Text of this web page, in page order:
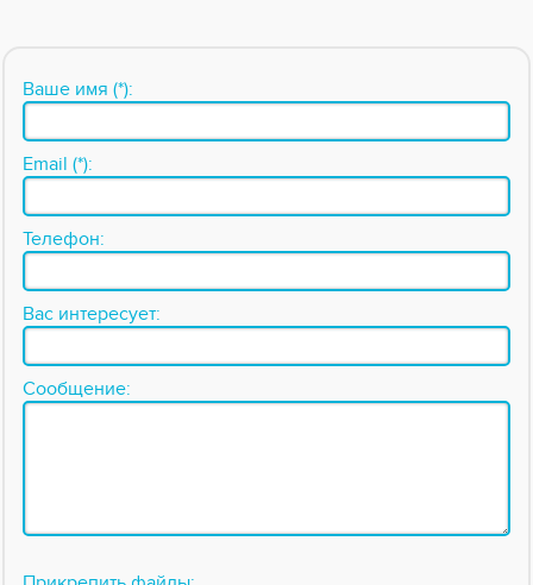
Ваше имя (*):
Email (*):
Телефон:
Вас интересует:
Сообщение: